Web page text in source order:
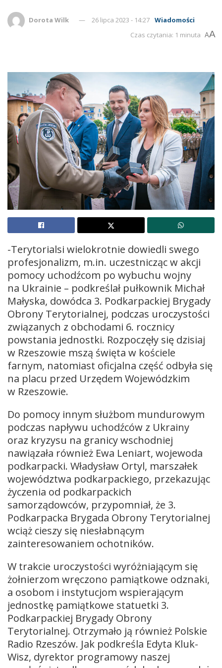
Dorota Wilk 26 lipca 2023 - 14:27 Wiadomości
Czas czytania: 1 minuta AA
-Terytorialsi wielokrotnie dowiedli swego
profesjonalizm, m.in. uczestnicząc w akcji
pomocy uchodźcom po wybuchu wojny
na Ukrainie – podkreślał pułkownik Michał
Małyska, dowódca 3. Podkarpackiej Brygady
Obrony Terytorialnej, podczas uroczystości
związanych z obchodami 6. rocznicy
powstania jednostki. Rozpoczęły się dzisiaj
w Rzeszowie mszą święta w kościele
farnym, natomiast oficjalna część odbyła się
na placu przed Urzędem Wojewódzkim
w Rzeszowie.
Do pomocy innym służbom mundurowym
podczas napływu uchodźców z Ukrainy
oraz kryzysu na granicy wschodniej
nawiązała również Ewa Leniart, wojewoda
podkarpacki. Władysław Ortyl, marszałek
województwa podkarpackiego, przekazując
życzenia od podkarpackich
samorządowców, przypomniał, że 3.
Podkarpacka Brygada Obrony Terytorialnej
wciąż cieszy się niesłabnącym
zainteresowaniem ochotników.
W trakcie uroczystości wyróżniającym się
żołnierzom wręczono pamiątkowe odznaki,
a osobom i instytucjom wspierającym
jednostkę pamiątkowe statuetki 3.
Podkarpackiej Brygady Obrony
Terytorialnej. Otrzymało ją również Polskie
Radio Rzeszów. Jak podkreśla Edyta Kluk-
Wisz, dyrektor programowy naszej